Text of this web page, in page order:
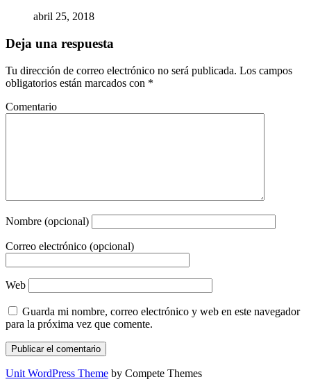
abril 25, 2018
Deja una respuesta
Tu dirección de correo electrónico no será publicada. Los campos
obligatorios están marcados con *
Comentario
Nombre (opcional)
Correo electrónico (opcional)
Web
Guarda mi nombre, correo electrónico y web en este navegador
para la próxima vez que comente.
Unit WordPress Theme by Compete Themes